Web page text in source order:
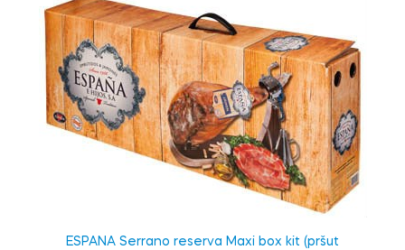
ESPANA Serrano reserva Maxi box kit (pršut